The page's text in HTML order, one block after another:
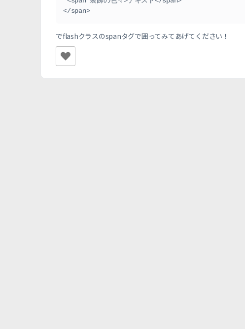
</span>
でflashクラスのspanタグで囲ってみてあげてください！